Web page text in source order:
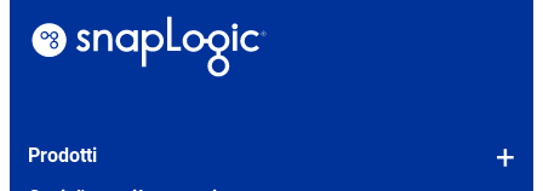
Prodotti